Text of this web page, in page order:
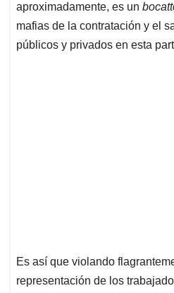
aproximadamente, es un
mafias de la contratación y el
públicos y privados en esta
Es así que violando
representación de los